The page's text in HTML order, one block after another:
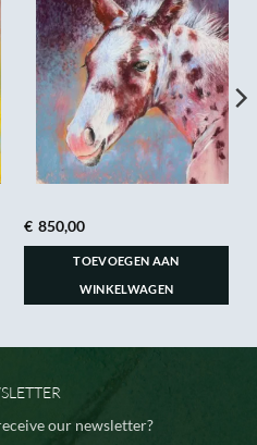
€ 850,00
TOEVOEGEN AAN
WINKELWAGEN
our newsletter?